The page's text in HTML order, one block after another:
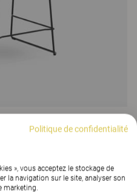
Politique de confidentialité
», vous acceptez le stockage de
la navigation sur le site, analyser son
marketing.